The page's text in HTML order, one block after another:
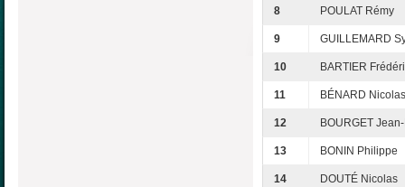
8 POULAT Rémy
9 GUILLEMARD
10 BARTIER
11 BÉNARD Nicolas
12 BOURGET
13 BONIN Philippe
14 DOUTÉ Nicolas